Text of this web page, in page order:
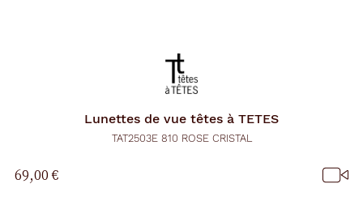
Lunettes de vue têtes à TETES
TAT2503E 810 ROSE CRISTAL
69,00 €